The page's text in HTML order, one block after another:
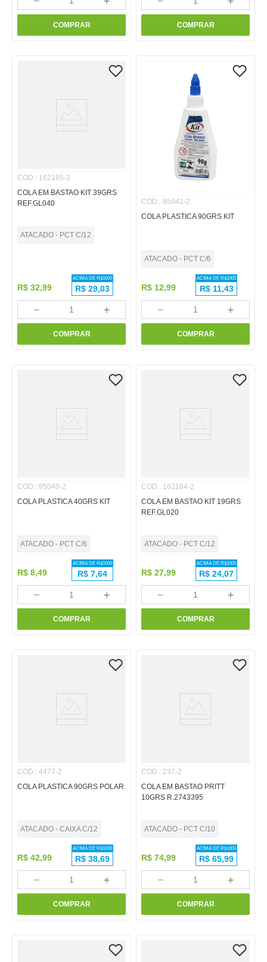
COMPRAR COMPRAR
COD.: 162185-2
COLA EM BASTAO KIT 39GRS
REF.GL040
ATACADO - PCT C/12
R$ 32,99
ACIMA DE R$1000
R$ 29,03
＋
－
COMPRAR
COD.: 95041-2
COLA PLASTICA 90GRS KIT
ATACADO - PCT C/6
R$ 12,99
ACIMA DE R$1000
R$ 11,43
＋
－
COMPRAR
COD.: 95040-2
COLA PLASTICA 40GRS KIT
ATACADO - PCT C/6
R$ 8,49
ACIMA DE R$1000
R$ 7,64
＋
－
COMPRAR
COD.: 162184-2
COLA EM BASTAO KIT 19GRS
REF.GL020
ATACADO - PCT C/12
R$ 27,99
ACIMA DE R$1000
R$ 24,07
＋
－
COMPRAR
COD.: 4477-2
COLA PLASTICA 90GRS POLAR
ATACADO - CAIXA C/12
R$ 42,99
ACIMA DE R$1000
R$ 38,69
＋
－
COMPRAR
COD.: 237-2
COLA EM BASTAO PRITT
10GRS R.2743395
ATACADO - PCT C/10
R$ 74,99
ACIMA DE R$1000
R$ 65,99
＋
－
COMPRAR